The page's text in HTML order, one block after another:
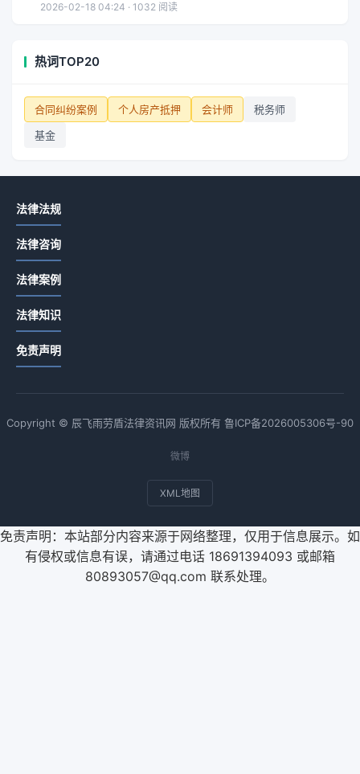
2026-02-18 04:24 · 1032 阅读
热词TOP20
合同纠纷案例 个人房产抵押 会计师
税务师
基金
法律法规
法律咨询
法律案例
法律知识
免责声明
Copyright © 辰飞雨劳盾法律资讯网 版权所有 鲁ICP备2026005306号-90
微博
XML地图
免责声明：本站部分内容来源于网络整理，仅用于信息展示。如
有侵权或信息有误，请通过电话 18691394093 或邮箱
80893057@qq.com 联系处理。